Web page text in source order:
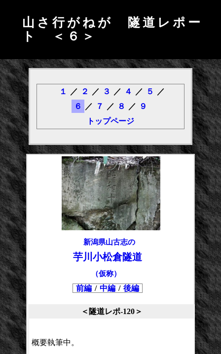
山さ行がねが 隧道レポー
ト ＜６＞
１ ／ ２ ／ ３ ／ ４ ／ ５
／
６
／ ７ ／ ８ ／
９
トップページ
新潟県山古志の
芋川小松倉隧道
（仮称）
前編 / 中編 / 後編
＜隧道レポ-120＞
概要執筆中。